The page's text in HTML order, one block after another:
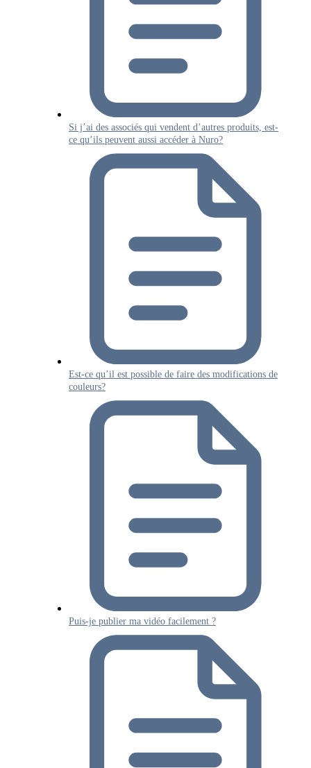
Si j’ai des associés qui vendent d’autres produits, est-
ce qu’ils peuvent aussi accéder à Nuro?
Est-ce qu’il est possible de faire des modifications de
couleurs?
Puis-je publier ma vidéo facilement ?